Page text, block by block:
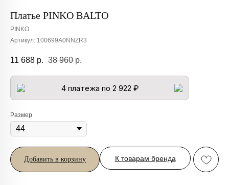
Платье PINKO BALTO
PINKO
Артикул: 100699A0NNZR3
11 688 р. 38 960 р.
4 платежа по 2 922 ₽
Размер
Добавить в корзину К товарам бренда